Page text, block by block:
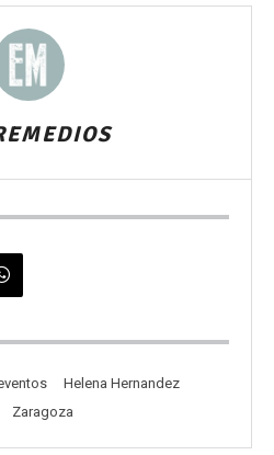
Helena Hernandez
Zaragoza